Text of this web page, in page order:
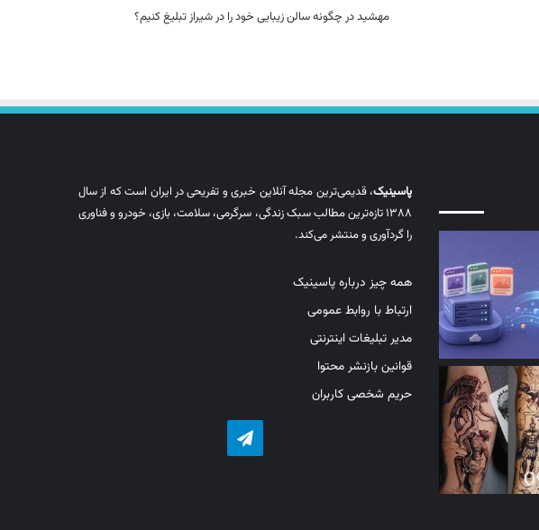
مهشیددر چگونه سالن زیبایی خود را در شیراز تبلیغ کنیم؟
پاسینیک، قدیمی‌ترین مجله آنلاین خبری و تفریحی در ایران است که از سال
۱۳۸۸ تازه‌ترین مطالب سبک زندگی، سرگرمی، سلامت، بازی، خودرو و فناوری
را گردآوری و منتشر می‌کند.
همه چیز درباره پاسینیک
ارتباط با روابط عمومی
مدیر تبلیغات اینترنتی
قوانین بازنشر محتوا
حریم شخصی کاربران
تلگرام